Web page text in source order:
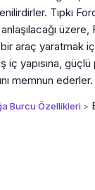
Tıpkı
bir araç yaratmak
iç yapısına,
memnun ederler.
Burcu Özellikleri >